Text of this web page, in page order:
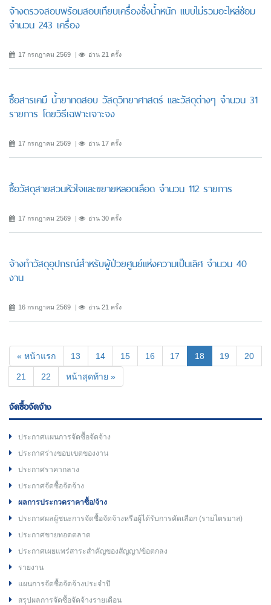
จ้างตรวจสอบพร้อมสอบเทียบเครื่องชั่งน้ำหนัก แบบไม่รวมอะไหล่ซ่อม
จำนวน 243 เครื่อง
17 กรกฎาคม 2569 อ่าน 21 ครั้ง
ซื้อสารเคมี น้ำยาทดสอบ วัสดุวิทยาศาสตร์ และวัสดุต่างๆ จำนวน 31
รายการ โดยวิธีเฉพาะเจาะจง
17 กรกฎาคม 2569 อ่าน 17 ครั้ง
ซื้อวัสดุสายสวนหัวใจและขยายหลอดเลือด จำนวน 112 รายการ
17 กรกฎาคม 2569 อ่าน 30 ครั้ง
จ้างทำวัสดุอุปกรณ์สำหรับผู้ป่วยศูนย์แห่งความเป็นเลิศ จำนวน 40
งาน
16 กรกฎาคม 2569 อ่าน 21 ครั้ง
« หน้าแรก 13 14 15 16 17 18 (current)
19 20
21 22 หน้าสุดท้าย »
จัดซื้อจัดจ้าง
ประกาศแผนการจัดซื้อจัดจ้าง
ประกาศร่างขอบเขตของงาน
ประกาศราคากลาง
ประกาศจัดซื้อจัดจ้าง
ผลการประกวดราคาซื้อ/จ้าง
ประกาศผลผู้ชนะการจัดซื้อจัดจ้างหรือผู้ได้รับการคัดเลือก (รายไตรมาส)
ประกาศขายทอดตลาด
ประกาศเผยแพร่สาระสำคัญของสัญญา/ข้อตกลง
รายงาน
แผนการจัดซื้อจัดจ้างประจำปี
สรุปผลการจัดซื้อจัดจ้างรายเดือน